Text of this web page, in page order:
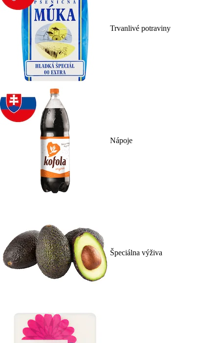
Trvanlivé potraviny
Nápoje
Špeciálna výživa